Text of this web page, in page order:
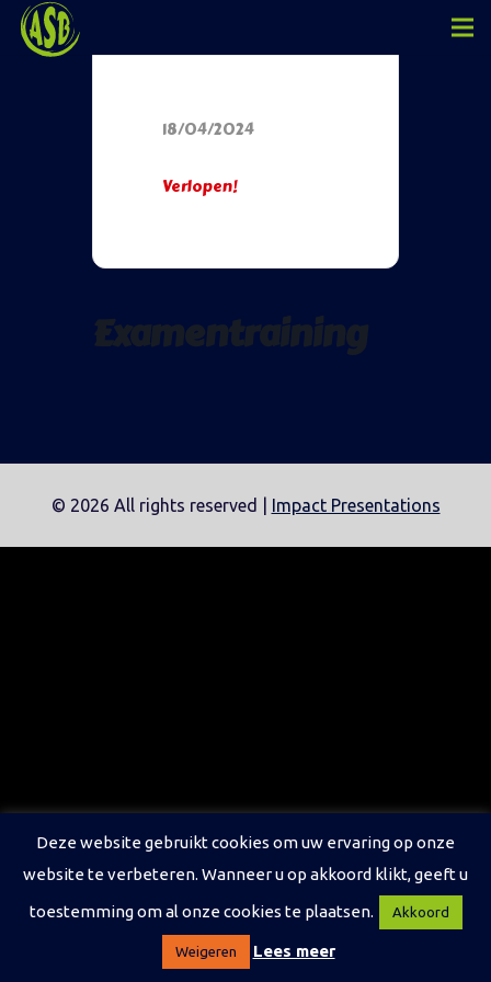
18/04/2024
Verlopen!
© 2026 All rights reserved | Impact Presentations
Deze website gebruikt cookies om uw ervaring op onze
website te verbeteren. Wanneer u op akkoord klikt, geeft u
toestemming om al onze cookies te plaatsen.
Akkoord
Weigeren Lees meer